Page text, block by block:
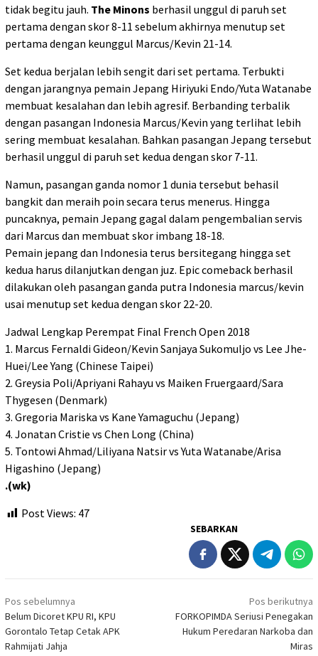
tidak begitu jauh. The Minons berhasil unggul di paruh set
pertama dengan skor 8-11 sebelum akhirnya menutup set
pertama dengan keunggul Marcus/Kevin 21-14.
Set kedua berjalan lebih sengit dari set pertama. Terbukti
dengan jarangnya pemain Jepang Hiriyuki Endo/Yuta Watanabe
membuat kesalahan dan lebih agresif. Berbanding terbalik
dengan pasangan Indonesia Marcus/Kevin yang terlihat lebih
sering membuat kesalahan. Bahkan pasangan Jepang tersebut
berhasil unggul di paruh set kedua dengan skor 7-11.
Namun, pasangan ganda nomor 1 dunia tersebut behasil
bangkit dan meraih poin secara terus menerus. Hingga
puncaknya, pemain Jepang gagal dalam pengembalian servis
dari Marcus dan membuat skor imbang 18-18.
Pemain jepang dan Indonesia terus bersitegang hingga set
kedua harus dilanjutkan dengan juz. Epic comeback berhasil
dilakukan oleh pasangan ganda putra Indonesia marcus/kevin
usai menutup set kedua dengan skor 22-20.
Jadwal Lengkap Perempat Final French Open 2018
1. Marcus Fernaldi Gideon/Kevin Sanjaya Sukomuljo vs Lee Jhe-
Huei/Lee Yang (Chinese Taipei)
2. Greysia Poli/Apriyani Rahayu vs Maiken Fruergaard/Sara
Thygesen (Denmark)
3. Gregoria Mariska vs Kane Yamaguchu (Jepang)
4. Jonatan Cristie vs Chen Long (China)
5. Tontowi Ahmad/Liliyana Natsir vs Yuta Watanabe/Arisa
Higashino (Jepang)
.(wk)
Post Views: 47
SEBARKAN
Navigasi
pos
Pos sebelumnya
Belum Dicoret KPU RI, KPU
Gorontalo Tetap Cetak APK
Rahmijati Jahja
Pos berikutnya
FORKOPIMDA Seriusi Penegakan
Hukum Peredaran Narkoba dan
Miras